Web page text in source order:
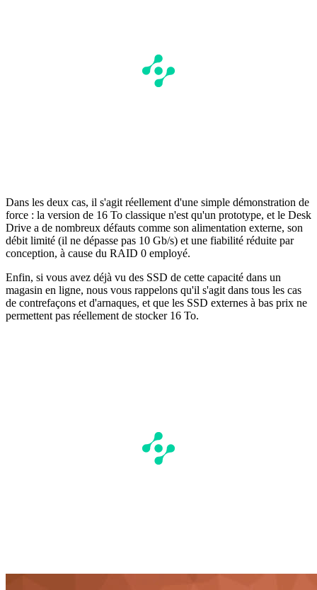
Dans les deux cas, il s'agit réellement d'une simple démonstration de
force : la version de 16 To classique n'est qu'un prototype, et le Desk
Drive a de nombreux défauts comme son alimentation externe, son
débit limité (il ne dépasse pas 10 Gb/s) et une fiabilité réduite par
conception, à cause du RAID 0 employé.
Enfin, si vous avez déjà vu des SSD de cette capacité dans un
magasin en ligne, nous vous rappelons qu'il s'agit dans tous les cas
de contrefaçons et d'arnaques, et que les SSD externes à bas prix ne
permettent pas réellement de stocker 16 To.